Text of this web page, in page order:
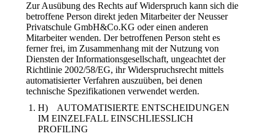
Zur Ausübung des Rechts auf Widerspruch kann sich die
betroffene Person direkt jeden Mitarbeiter der Neusser
Privatschule GmbH&Co.KG oder einen anderen
Mitarbeiter wenden. Der betroffenen Person steht es
ferner frei, im Zusammenhang mit der Nutzung von
Diensten der Informationsgesellschaft, ungeachtet der
Richtlinie 2002/58/EG, ihr Widerspruchsrecht mittels
automatisierter Verfahren auszuüben, bei denen
technische Spezifikationen verwendet werden.
H) AUTOMATISIERTE ENTSCHEIDUNGEN
IM EINZELFALL EINSCHLIESSLICH
PROFILING